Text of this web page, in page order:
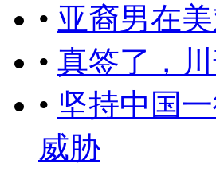
• 亚裔男在
• 真签了，
• 坚持中国
威胁